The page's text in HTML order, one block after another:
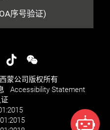
序号验证)
蒙公司版权所有
Accessibility Statement